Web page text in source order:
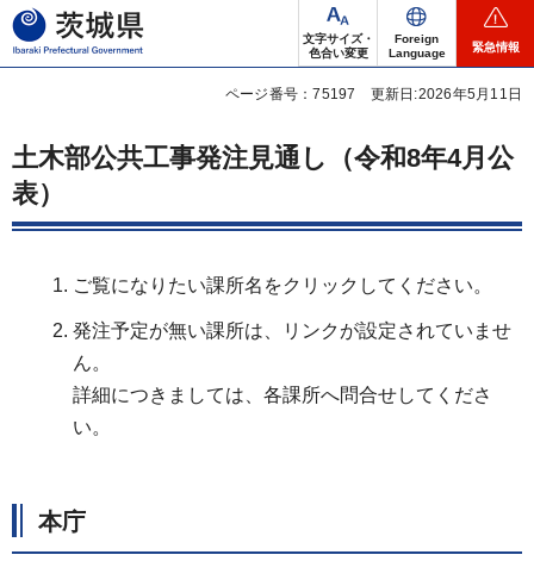
茨城県
文字サイズ・
色合い変更
Foreign
Language
緊急情報
ページ番号：75197 更新日:2026年5月11日
土木部公共工事発注見通し（令和8年4月公
表）
ご覧になりたい課所名をクリックしてください。
発注予定が無い課所は、リンクが設定されていませ
ん。
詳細につきましては、各課所へ問合せしてくださ
い。
本庁